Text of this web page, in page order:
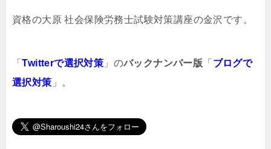
資格の大原 社会保険労務士試験対策講座の金沢です。
「Twitterで選択対策 」のバックナンバー版 「 ブログで
選択対策 」。